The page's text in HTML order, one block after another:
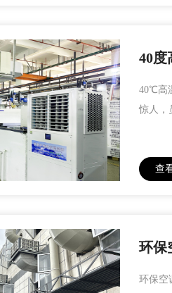
40度
40℃高
惊人，
查
环保
环保空